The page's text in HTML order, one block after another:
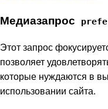
Медиазапрос
Этот запрос
позволяет
которые нуждаются в
использовании сайта.